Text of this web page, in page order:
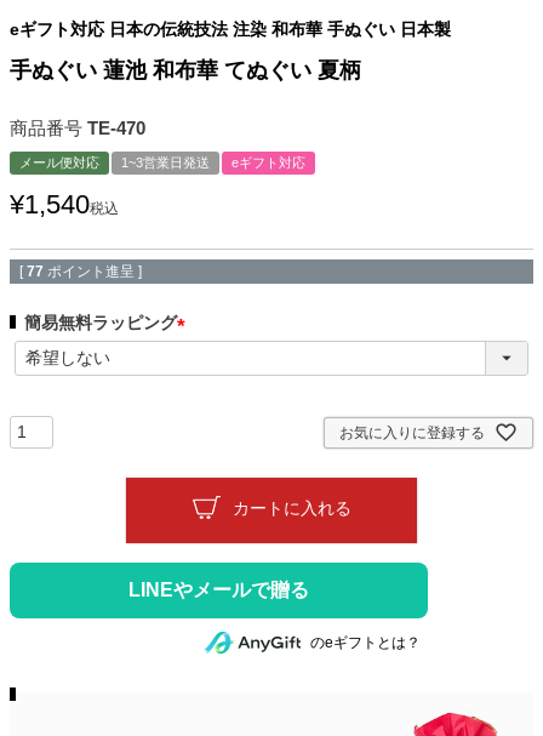
eギフト対応 日本の伝統技法 注染 和布華 手ぬぐい 日本製
手ぬぐい 蓮池 和布華 てぬぐい 夏柄
商品番号 TE-470
メール便対応 1~3営業日発送 eギフト対応
¥1,540税込
[ 77 ポイント進呈 ]
簡易無料ラッピング
必
お気に入りに登録する
カートに入れる
のeギフトとは？